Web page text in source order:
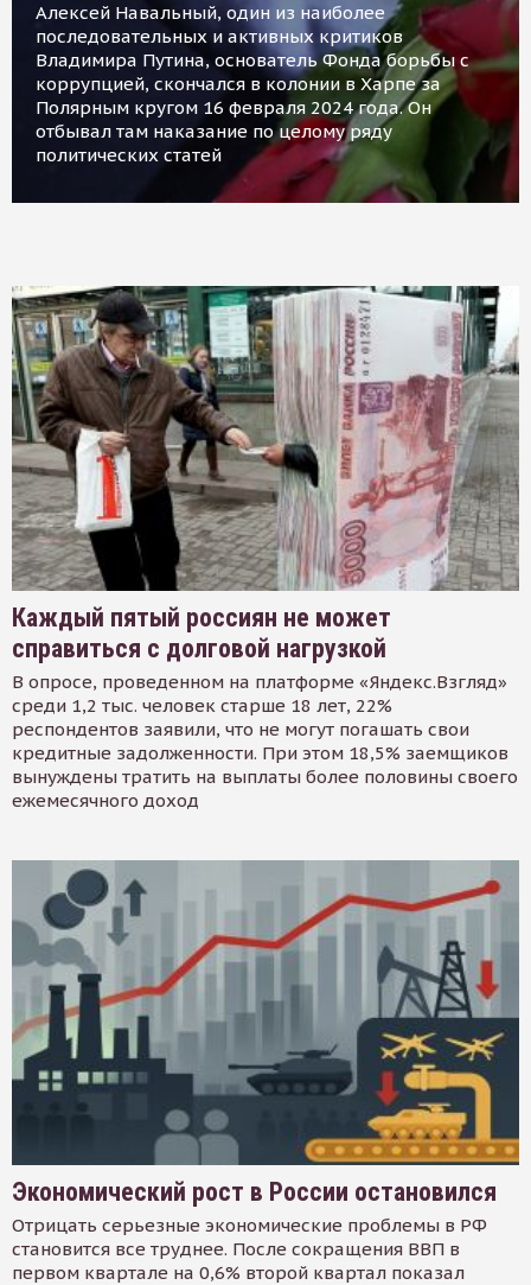
Алексей Навальный, один из наиболее
последовательных и активных критиков
Владимира Путина, основатель Фонда борьбы с
коррупцией, скончался в колонии в Харпе за
Полярным кругом 16 февраля 2024 года. Он
отбывал там наказание по целому ряду
политических статей
Каждый пятый россиян не может
справиться с долговой нагрузкой
В опросе, проведенном на платформе «Яндекс.Взгляд»
среди 1,2 тыс. человек старше 18 лет, 22%
респондентов заявили, что не могут погашать свои
кредитные задолженности. При этом 18,5% заемщиков
вынуждены тратить на выплаты более половины своего
ежемесячного доход
Экономический рост в России остановился
Отрицать серьезные экономические проблемы в РФ
становится все труднее. После сокращения ВВП в
первом квартале на 0,6% второй квартал показал